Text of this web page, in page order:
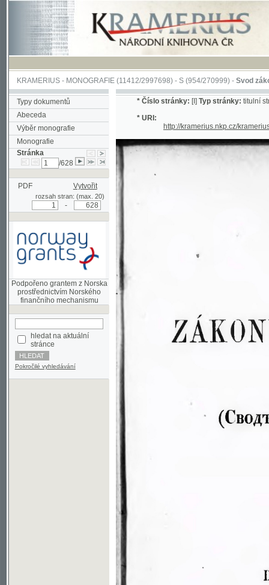
KRAMERIUS-MONOGRAFIE(11412/2997698) -S (954/270999)-Svod zákonův
Typy dokumentů
Abeceda
Výběr monografie
Monografie
Stránka
/628
PDF Vytvořit
rozsah stran: (max. 20)
Podpořeno grantem z Norska
prostřednictvím Norského
hledat na aktuální
stránce
Pokročilé vyhledávání
http://kramerius.nkp.cz/kramerius/